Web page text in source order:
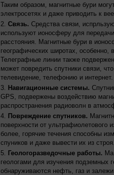
Таким образом, магнитные бури
электросетях и даже приводить к
Связь. Средства связи,
используют ионосферу для
расстояния. Магнитные бури в
географических широтах,
Телеграфные линии также
может повредить спутники связи,
телевидение, телефонию и интернет.
Навигационные системы.
GPS, подвержены воздействию
распространения радиоволн в
Повреждение спутников.
поверхности от ультрафиолетового
более, горячие течения способны
спуников и даже вывести их из
Геологоразведочные работы.
геологами для изучения подземных
обнаруживаются нефть, газ и